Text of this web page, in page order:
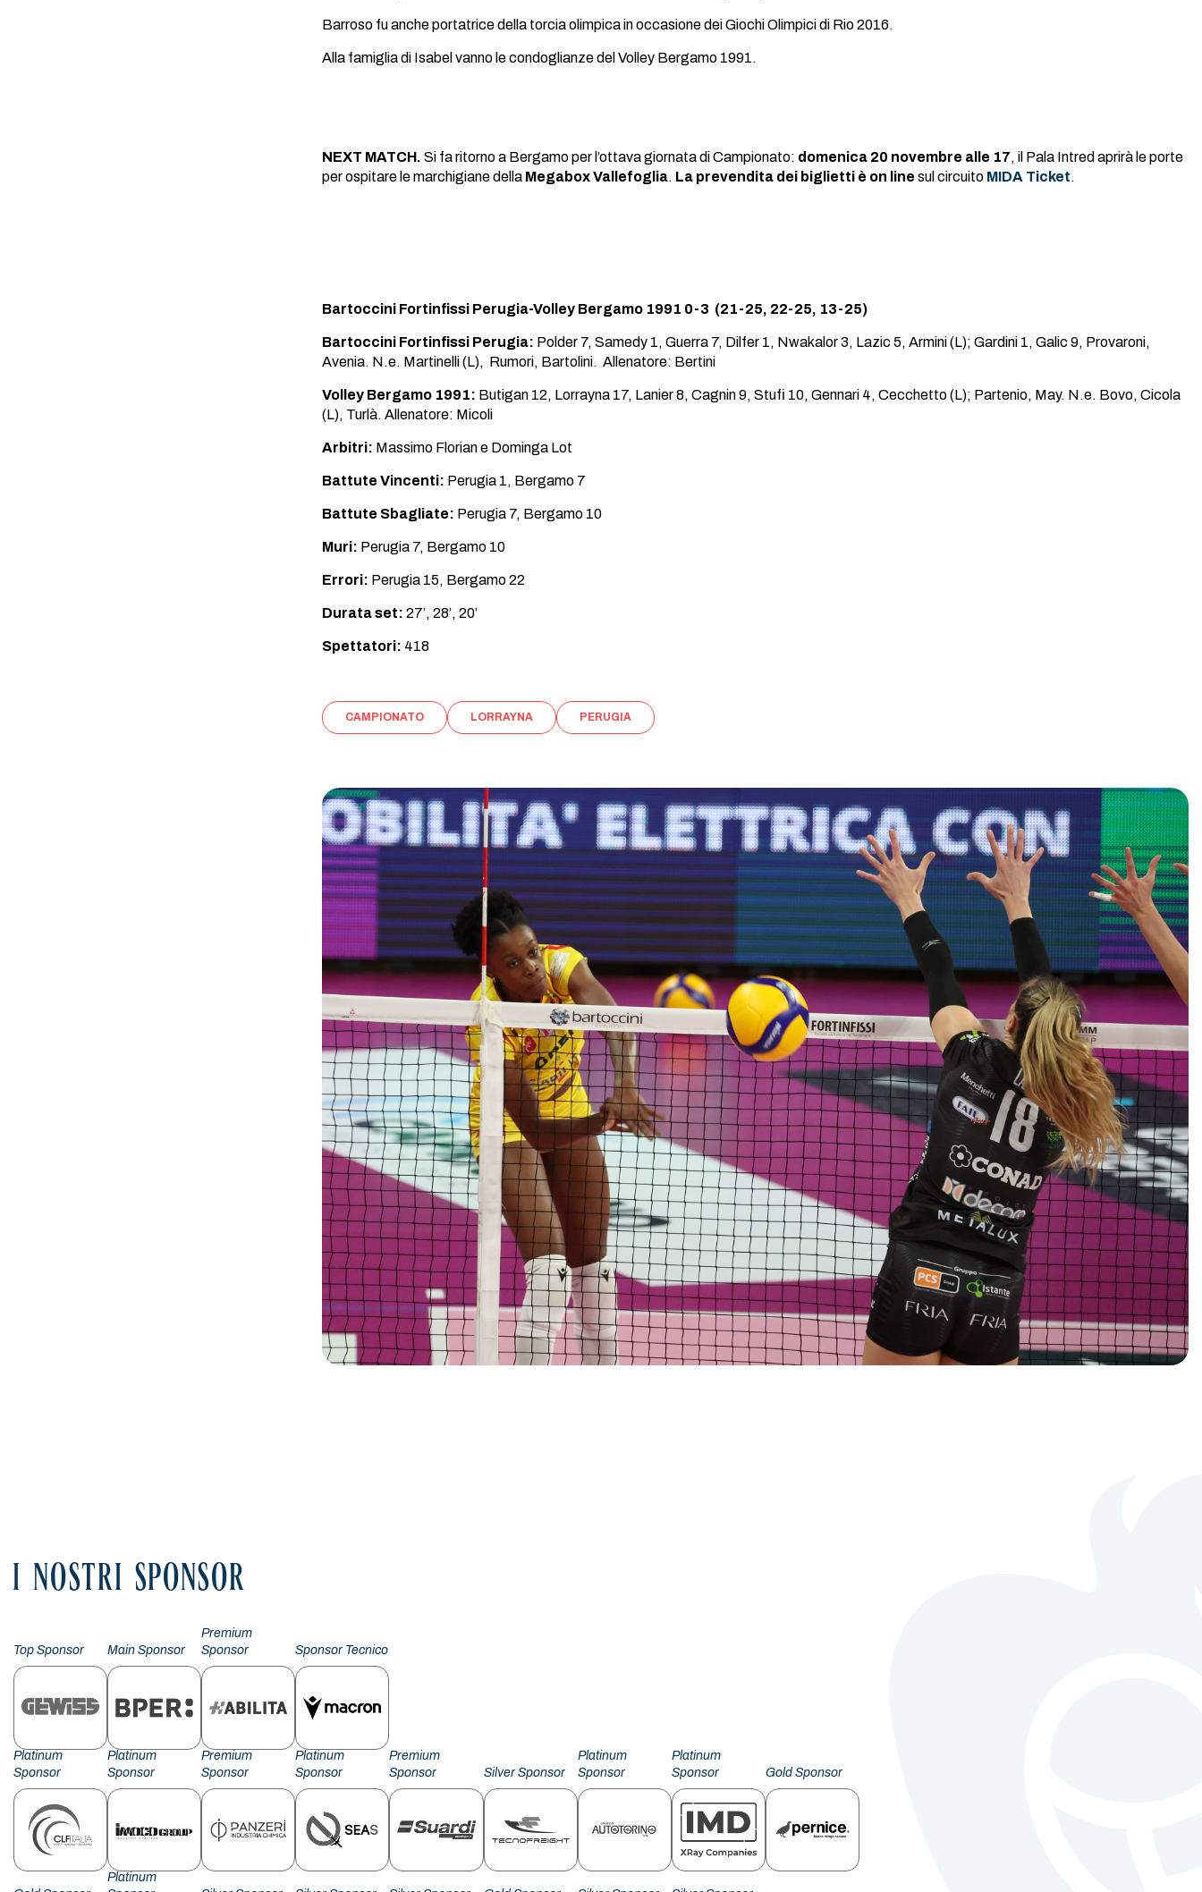
Barroso fu anche portatrice della torcia olimpica in occasione dei Giochi Olimpici di Rio 2016.
Alla famiglia di Isabel vanno le condoglianze del Volley Bergamo 1991.
NEXT MATCH. Si fa ritorno a Bergamo per l’ottava giornata di Campionato: domenica 20 novembre alle 17, il Pala Intred aprirà le porte
per ospitare le marchigiane della Megabox Vallefoglia. La prevendita dei biglietti è on line sul circuito MIDA Ticket.
Bartoccini Fortinfissi Perugia-Volley Bergamo 1991 0-3 (21-25, 22-25, 13-25)
Bartoccini Fortinfissi Perugia: Polder 7, Samedy 1, Guerra 7, Dilfer 1, Nwakalor 3, Lazic 5, Armini (L); Gardini 1, Galic 9, Provaroni,
Avenia. N.e. Martinelli (L), Rumori, Bartolini. Allenatore: Bertini
Volley Bergamo 1991: Butigan 12, Lorrayna 17, Lanier 8, Cagnin 9, Stufi 10, Gennari 4, Cecchetto (L); Partenio, May. N.e. Bovo, Cicola
(L), Turlà. Allenatore: Micoli
Arbitri: Massimo Florian e Dominga Lot
Battute Vincenti: Perugia 1, Bergamo 7
Battute Sbagliate: Perugia 7, Bergamo 10
Muri: Perugia 7, Bergamo 10
Errori: Perugia 15, Bergamo 22
Durata set: 27’, 28’, 20’
Spettatori: 418
CAMPIONATO LORRAYNA PERUGIA
I NOSTRI SPONSOR
Top Sponsor Main Sponsor
Premium
Sponsor
Sponsor Tecnico
Platinum
Sponsor
Platinum
Sponsor
Premium
Sponsor
Platinum
Sponsor
Premium
Sponsor
Silver Sponsor
Platinum
Sponsor
Platinum
Sponsor
Gold Sponsor
Platinum